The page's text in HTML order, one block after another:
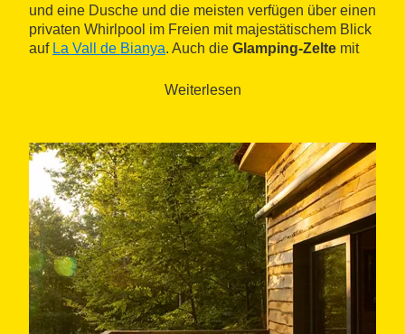
und eine Dusche und die meisten verfügen über einen
privaten Whirlpool im Freien mit majestätischem Blick
auf La Vall de Bianya. Auch die Glamping-Zelte mit
hervorragende Aussicht. Gegebenenfalls verfügen sie
das Hausmannskost aus saisonalen Produkten und
aus der Nähe serviert. Den Gästen von Cabanyes
entre Valls stehen Aktivitäten wie der astronomische
Workshop, Wandern, Reiten oder Ballonfahren zur
Verfügung.
Weiterlesen